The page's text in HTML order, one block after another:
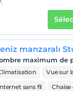
Afficher
carte
manzaralı
maximum de
Vue sur
sans fil
Chaise